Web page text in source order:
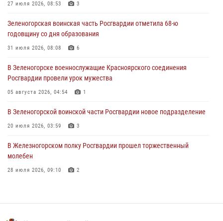
04 августа 2026, 08:36
В Красноярске сотрудники Росгвардии задержали подозреваемого
в серии краж из супермаркета
04 августа 2026, 06:50
Военнослужащие Красноярского соединения Росгвардии
познакомили отдыхающих детей с тонкостями РХБ защиты
03 августа 2026, 13:12 2
27 июля 2026, 08:53 3
Зеленогорская воинская часть Росгвардии отметила 68-ю
годовщину со дня образования
31 июля 2026, 08:08 6
В Зеленогорске военнослужащие Красноярского соединения
Росгвардии провели урок мужества
05 августа 2026, 04:54 1
В Зеленогорской воинской части Росгвардии новое подразделение
20 июля 2026, 03:59 3
В Железногорском полку Росгвардии прошел торжественный
молебен
28 июля 2026, 09:10 2
10 июля 2026, 06:18 4